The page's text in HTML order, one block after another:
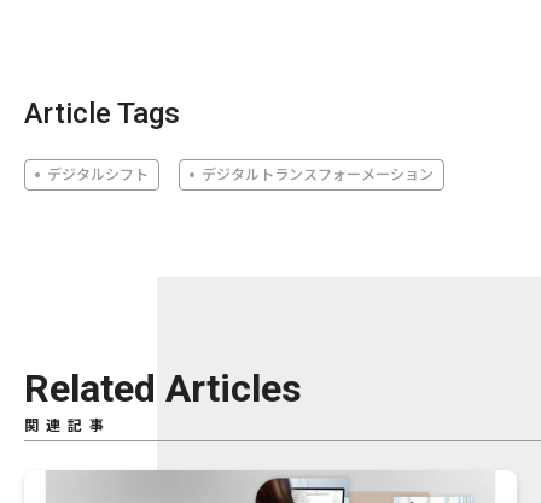
Article Tags
デジタルシフト デジタルトランスフォーメーション
Related Articles
関連記事